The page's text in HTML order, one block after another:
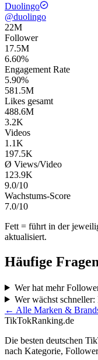
Duolingo
@duolingo
22M
Follower
17.5M
6.60%
Engagement Rate
5.90%
581.5M
Likes gesamt
488.6M
3.2K
Videos
1.1K
197.5K
Ø Views/Video
123.9K
9.0/10
Wachstums-Score
7.0/10
Fett = führt in der
aktualisiert.
Häufige Fragen
Wer hat mehr
Wer wächst
← Alle Marken &
TikTokRanking.de
Die besten deutschen
nach Kategorie,